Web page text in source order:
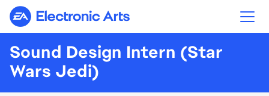
Electronic Arts
Sound Design Intern (Star
Wars Jedi)